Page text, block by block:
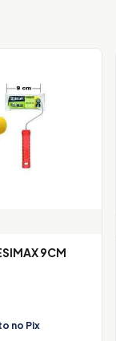
9CM
no Pix